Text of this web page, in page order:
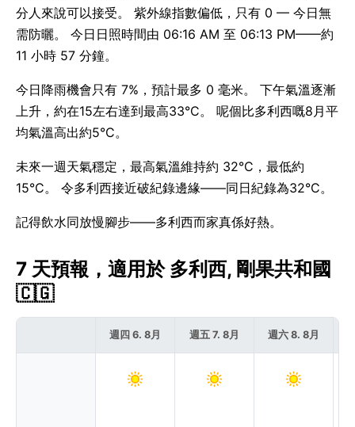
分人來說可以接受。 紫外線指數偏低，只有 0 — 今日無
需防曬。 今日日照時間由 06:16 AM 至 06:13 PM——約
11 小時 57 分鐘。
今日降雨機會只有 7%，預計最多 0 毫米。 下午氣溫逐漸
上升，約在15左右達到最高33°C。 呢個比多利西嘅8月平
均氣溫高出約5°C。
未來一週天氣穩定，最高氣溫維持約 32°C，最低約
15°C。 令多利西接近破紀錄邊緣——同日紀錄為32°C。
記得飲水同放慢腳步——多利西而家真係好熱。
7 天預報，適用於 多利西, 剛果共和國
🇨🇬
週四 6. 8月 週五 7. 8月 週六 8. 8月